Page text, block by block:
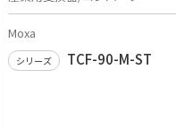
Moxa
シリーズ TCF-90-M-ST